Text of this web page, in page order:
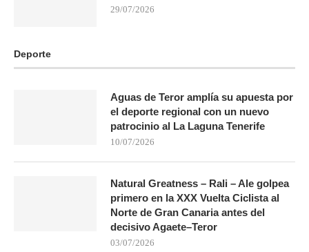
29/07/2026
Deporte
Aguas de Teror amplía su apuesta por
el deporte regional con un nuevo
patrocinio al La Laguna Tenerife
10/07/2026
Natural Greatness – Rali – Ale golpea
primero en la XXX Vuelta Ciclista al
Norte de Gran Canaria antes del
decisivo Agaete–Teror
03/07/2026